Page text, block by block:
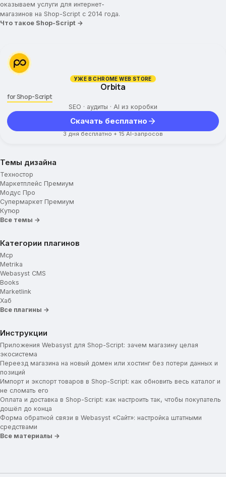
оказываем услуги для интернет-
магазинов на Shop-Script с 2014 года.
Что такое Shop-Script →
УЖЕ В CHROME WEB STORE
Orbita
for Shop-Script
SEO · аудиты · AI из коробки
Скачать бесплатно
3 дня бесплатно + 15 AI-запросов
Темы дизайна
Техностор
Маркетплейс Премиум
Модус Про
Супермаркет Премиум
Кутюр
Все темы →
Категории плагинов
Mcp
Metrika
Webasyst CMS
Books
Marketlink
Хаб
Все плагины →
Инструкции
Приложения Webasyst для Shop-Script: зачем магазину целая
экосистема
Переезд магазина на новый домен или хостинг без потери данных и
позиций
Импорт и экспорт товаров в Shop-Script: как обновить весь каталог и
не сломать его
Оплата и доставка в Shop-Script: как настроить так, чтобы покупатель
дошёл до конца
Форма обратной связи в Webasyst «Сайт»: настройка штатными
средствами
Все материалы →